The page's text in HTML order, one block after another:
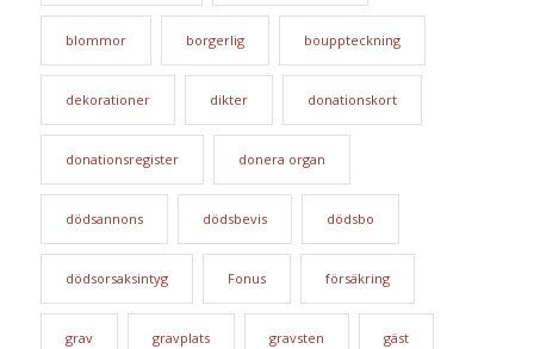
blommor borgerlig bouppteckning
dekorationer dikter donationskort
donationsregister donera organ
dödsannons dödsbevis dödsbo
dödsorsaksintyg Fonus försäkring
grav gravplats gravsten gäst